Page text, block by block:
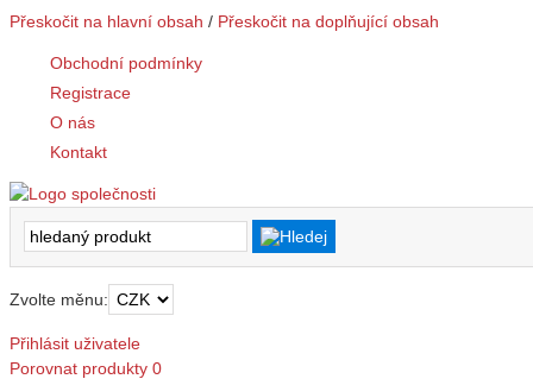
Přeskočit na hlavní obsah / Přeskočit na doplňující obsah
Obchodní podmínky
Registrace
O nás
Kontakt
Zvolte měnu:
Přihlásit uživatele
Porovnat produkty 0